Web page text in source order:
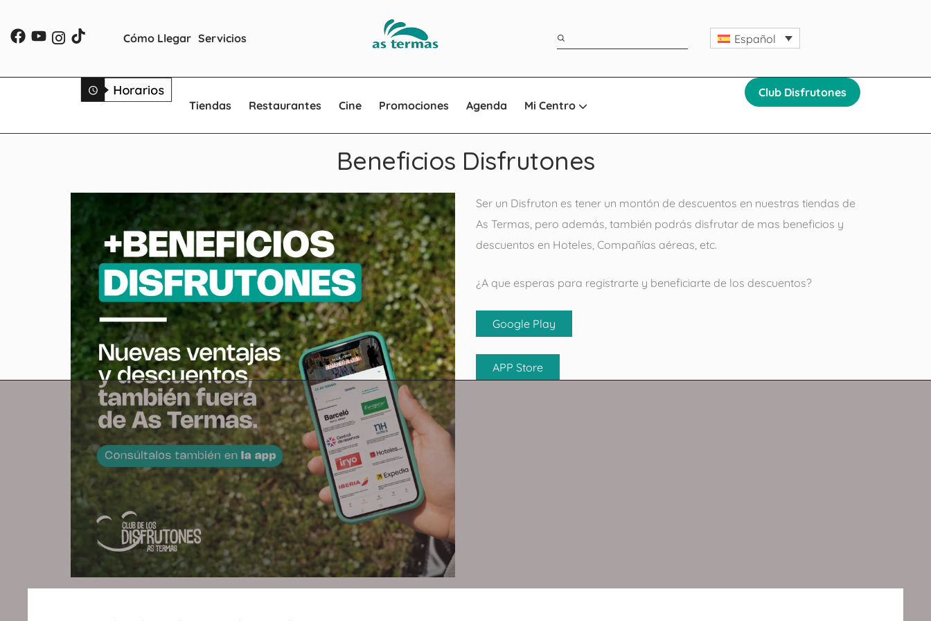
Cómo Llegar Servicios Español
Tiendas Restaurantes Cine Promociones Agenda Mi Centro
Club Disfrutones
Beneficios Disfrutones
Ser un Disfruton es tener un montón de descuentos en nuestras tiendas de
As Termas, pero además, también podrás disfrutar de mas beneficios y
descuentos en Hoteles, Compañías aéreas, etc.
¿A que esperas para registrarte y beneficiarte de los descuentos?
Google Play
APP Store